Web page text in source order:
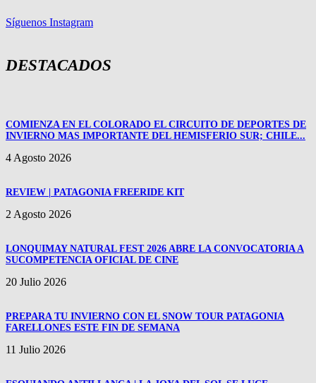
Síguenos Instagram
DESTACADOS
COMIENZA EN EL COLORADO EL CIRCUITO DE DEPORTES DE
INVIERNO MAS IMPORTANTE DEL HEMISFERIO SUR; CHILE...
4 Agosto 2026
REVIEW | PATAGONIA FREERIDE KIT
2 Agosto 2026
LONQUIMAY NATURAL FEST 2026 ABRE LA CONVOCATORIA A
SUCOMPETENCIA OFICIAL DE CINE
20 Julio 2026
PREPARA TU INVIERNO CON EL SNOW TOUR PATAGONIA
FARELLONES ESTE FIN DE SEMANA
11 Julio 2026